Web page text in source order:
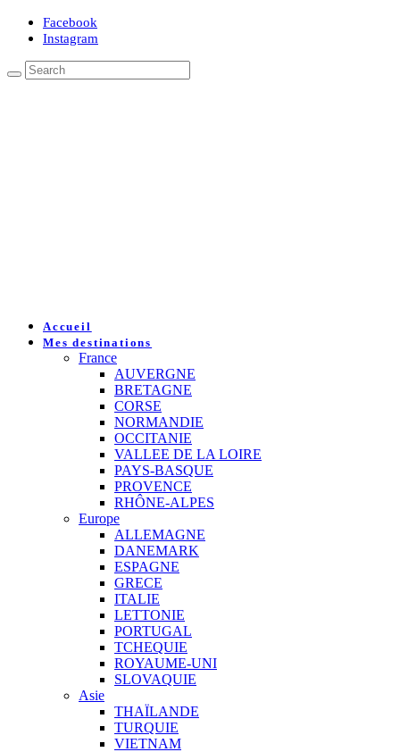
Facebook
Instagram
Accueil
Mes destinations
France
AUVERGNE
BRETAGNE
CORSE
NORMANDIE
OCCITANIE
VALLEE DE LA LOIRE
PAYS-BASQUE
PROVENCE
RHÔNE-ALPES
Europe
ALLEMAGNE
DANEMARK
ESPAGNE
GRECE
ITALIE
LETTONIE
PORTUGAL
TCHEQUIE
ROYAUME-UNI
SLOVAQUIE
Asie
THAÏLANDE
TURQUIE
VIETNAM